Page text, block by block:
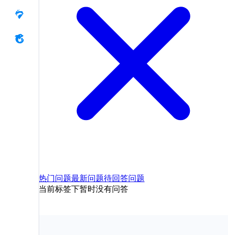
热门问题最新问题待回答问题
当前标签下暂时没有问答